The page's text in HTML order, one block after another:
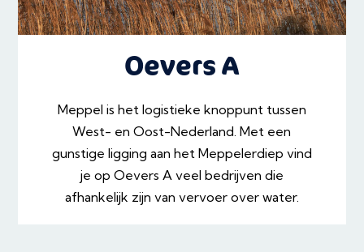
Oevers A
Meppel is het logistieke knoppunt tussen
West- en Oost-Nederland. Met een
gunstige ligging aan het Meppelerdiep vind
je op Oevers A veel bedrijven die
afhankelijk zijn van vervoer over water.